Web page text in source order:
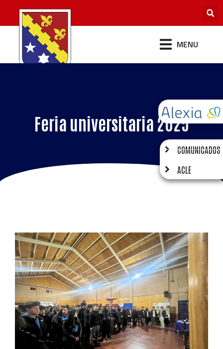
MENU
COMUNICADOS
ACLE
Feria universitaria 2025